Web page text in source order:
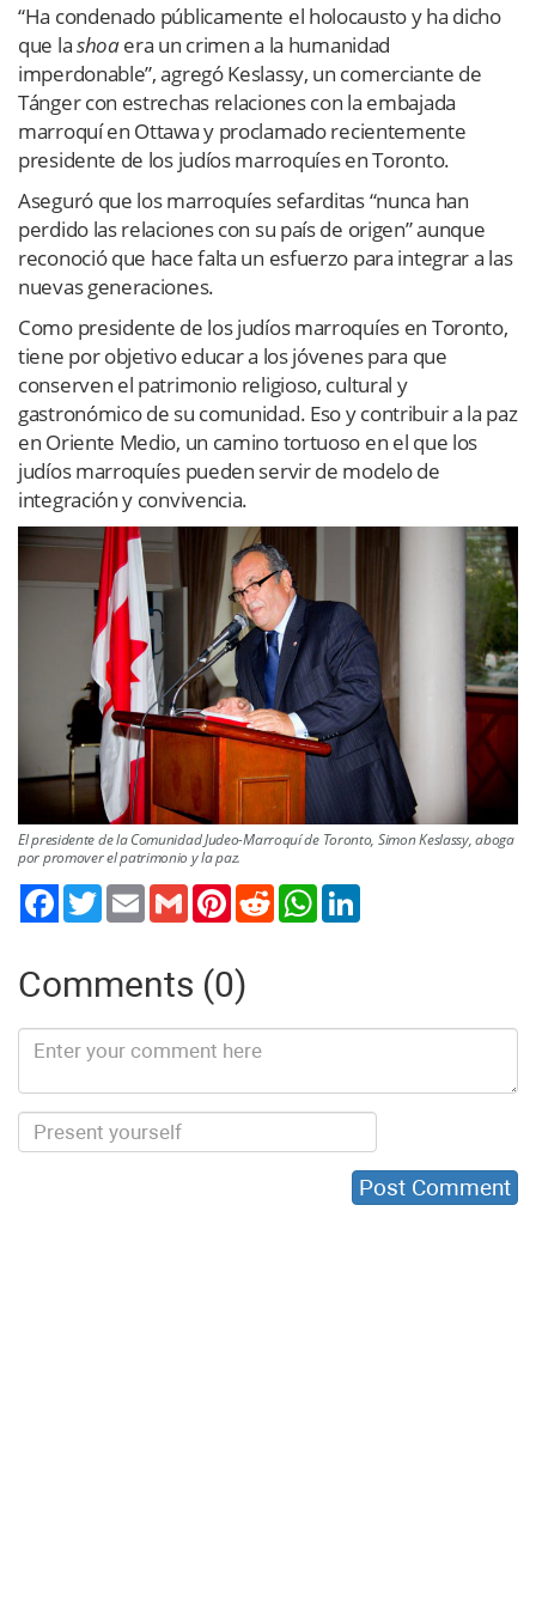
“Ha condenado públicamente el holocausto y ha dicho
que lashoaera un crimen a la humanidad
imperdonable”, agregó Keslassy, un comerciante de
Tánger con estrechas relaciones con la embajada
marroquí en Ottawa y proclamado recientemente
presidente de los judíos marroquíes en Toronto.
Aseguró que los marroquíes sefarditas “nunca han
perdido las relaciones con su país de origen” aunque
reconoció que hace falta un esfuerzo para integrar a las
nuevas generaciones.
Como presidente de los judíos marroquíes en Toronto,
tiene por objetivo educar a los jóvenes para que
conserven el patrimonio religioso, cultural y
gastronómico de su comunidad. Eso y contribuir a la paz
en Oriente Medio, un camino tortuoso en el que los
judíos marroquíes pueden servir de modelo de
integración y convivencia.
El presidente de la Comunidad Judeo-Marroquí de Toronto, Simon Keslassy, aboga
por promover el patrimonio y la paz.
TwitterEmail Gmail PinterestReddit WhatsApp
Comments (0)